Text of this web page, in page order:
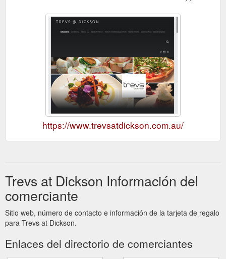
https://www.trevsatdickson.com.au/
Trevs at Dickson Información del
comerciante
Sitio web, número de contacto e información de la tarjeta de regalo
para Trevs at Dickson.
Enlaces del directorio de comerciantes